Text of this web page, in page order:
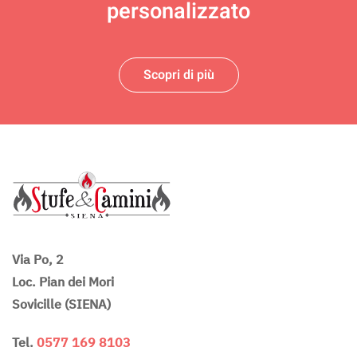
personalizzato
Scopri di più
Via Po, 2
Loc. Pian dei Mori
Sovicille (SIENA)
Tel. 0577 169 8103